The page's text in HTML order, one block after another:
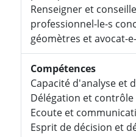
Renseigner et
professionnel-le-s
géomètres et avocat-
Compétences
Capacité d'analyse et
Délégation et contrôle
Ecoute et
Esprit de décision et